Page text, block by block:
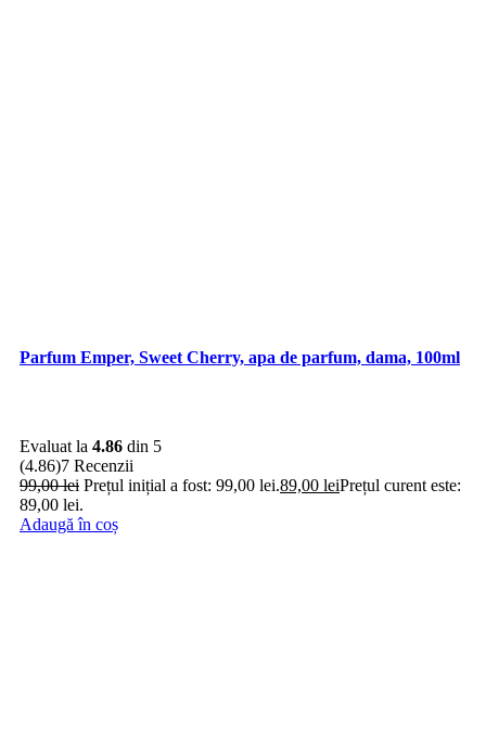
Parfum Emper, Sweet Cherry, apa de parfum, dama, 100ml
Evaluat la 4.86 din 5
(4.86)7 Recenzii
99,00lei Prețul inițial a fost: 99,00 lei.89,00 leiPrețul curent este:
89,00 lei.
Adaugă în coș